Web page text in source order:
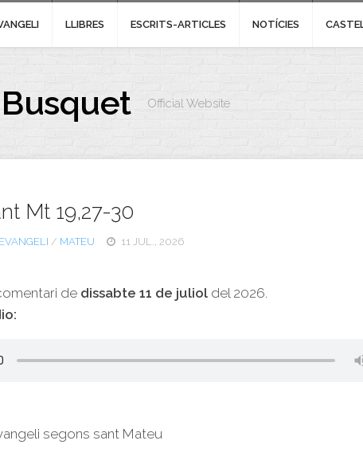
LLIBRES ESCRITS-ARTICLES NOTÍCIES
Official Website
Mt 19,27-30
/ MATEU 11 JUL., 2026
de dissabte 11 de juliol del 2026.
segons sant Mateu